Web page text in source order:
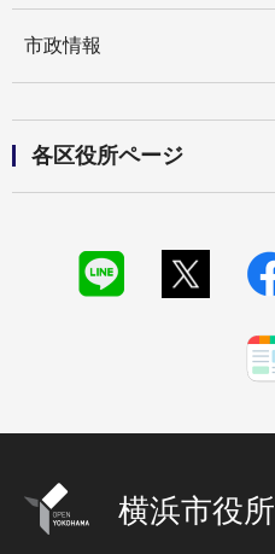
市政情報
各区役所ページ
横浜市役所